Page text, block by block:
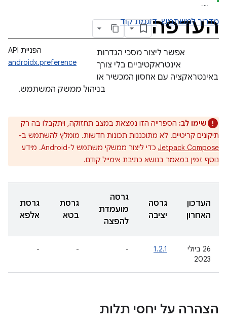
העדפה
מדריך למשתמש דוגמת קוד
הפניית API
androidx.preference
אפשר ליצור מסכי הגדרות
אינטראקטיביים בלי צורך
באינטראקציה עם אחסון המכשיר או
בניהול ממשק המשתמש.
שימו לב: הספרייה הזו נמצאת במצב תחזוקה, ויתקבלו בה רק
תיקונים קריטיים. לא מתוכננות תכונות חדשות. מומלץ להשתמש ב-
Jetpack Compose
כדי ליצור ממשקי משתמש ל-Android. מידע
נוסף זמין במאמר בנושא כתיבת אימייל קודם.
העדכון
האחרון
גרסה
יציבה
גרסה
מועמדת
להפצה
גרסת
בטא
גרסת
אלפא
26 ביולי
2023
1.2.1
-
-
-
הצהרה על יחסי תלות